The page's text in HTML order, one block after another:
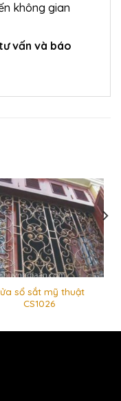
không gian
vấn và báo
sổ sắt mỹ thuật
CS1026